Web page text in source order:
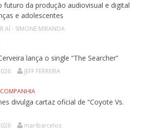
futuro da produção audiovisual e digital
e adolescentes
AÍ - SIMONE MIRANDA
lança o single “The Searcher”
JEFF FERREIRA
divulga cartaz oficial de “Coyote Vs.
maribarcelos